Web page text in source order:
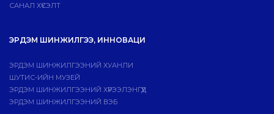
САНАЛ ХҮСЭЛТ
ЭРДЭМ ШИНЖИЛГЭЭ, ИННОВАЦИ
ЭРДЭМ ШИНЖИЛГЭЭНИЙ ХУАНЛИ
ШУТИС-ИЙН МУЗЕЙ
ЭРДЭМ ШИНЖИЛГЭЭНИЙ ХҮРЭЭЛЭНГҮҮД
ЭРДЭМ ШИНЖИЛГЭЭНИЙ ВЭБ